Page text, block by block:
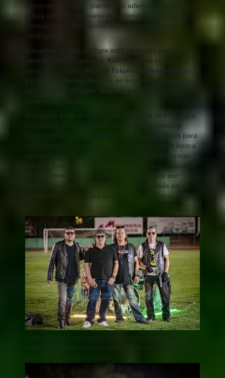
diferentes épocas»,
planteando además una reflexión
crítica sobre el retroceso de la conciencia social, la
normalización del autoritarismo y los fanatismos
ideológicos.
Actualmente, Piel de Tigre está integrada por
Daniel
Jara en primera guitarra; Krlos Benítez en batería,
percusión y coros; Wilson Tolonne Valencia en bajo
y coros;
Guillermo Benítez en segunda guitarra y
coros; y
Luis ‘Chicho’ Benítez en primera voz,
segunda guitarra y coros.
En cuanto a sus proyecciones, la banda se encuentra
trabajando en la grabación de un nuevo videoclip
correspondiente al segundo single
titulado ‘Blues para
una serpiente’, el cual estará ambientado en la época
colonial de Chile. Paralelamente, esperan concretar
durante este año la grabación de un nuevo disco que
incluirá entre diez y doce temas, compuesto por
covers que apelan a la nostalgia de la balada en
español de las décadas de los 80 y comienzos de los
90.
Parte de los Integrantes de la banda andina Piel de Tigre
durante la grabación del videoclip de su single ‘Involución’ en el
Estadio Regional de Los Andes.